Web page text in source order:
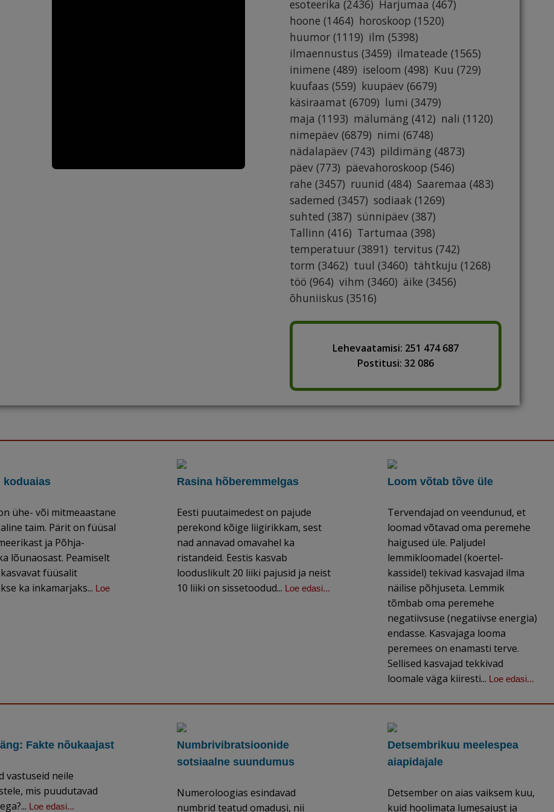
esoteerika (2436) Harjumaa (467)
hoone (1464) horoskoop (1520)
huumor (1119) ilm (5398)
ilmaennustus (3459) ilmateade (1565)
inimene (489) iseloom (498) Kuu (729)
kuufaas (559) kuupäev (6679)
käsiraamat (6709) lumi (3479)
maja (1193) mälumäng (412) nali (1120)
nimepäev (6879) nimi (6748)
nädalapäev (743) pildimäng (4873)
päev (773) päevahoroskoop (546)
rahe (3457) ruunid (484) Saaremaa (483)
sademed (3457) sodiaak (1269)
suhted (387) sünnipäev (387)
Tallinn (416) Tartumaa (398)
temperatuur (3891) tervitus (742)
torm (3462) tuul (3460) tähtkuju (1268)
töö (964) vihm (3460) äike (3456)
õhuniiskus (3516)
Lehevaatamisi: 251 474 687
Postitusi: 32 086
koduaias
ühe- või mitmeaastane
taim. Pärit on füüsal
ja Põhja-
lõunaosast. Peamiselt
füüsalit
ka inkamarjaks... Loe
Rasina hõberemmelgas
Eesti puutaimedest on pajude
perekond kõige liigirikkam, sest
nad annavad omavahel ka
ristandeid. Eestis kasvab
looduslikult 20 liiki pajusid ja neist
10 liiki on sissetoodud... Loe edasi...
Loom võtab tõve üle
Tervendajad on veendunud, et
loomad võtavad oma peremehe
haigused üle. Paljudel
lemmikloomadel (koertel-
kassidel) tekivad kasvajad ilma
näilise põhjuseta. Lemmik
tõmbab oma peremehe
negatiivsuse (negatiivse energia)
endasse. Kasvajaga looma
peremees on enamasti terve.
Sellised kasvajad tekkivad
loomale väga kiiresti... Loe edasi...
Fakte nõukaajast
vastuseid neile
mis puudutavad
Loe edasi...
Numbrivibratsioonide
sotsiaalne suundumus
Numeroloogias esindavad
numbrid teatud omadusi, nii
Detsembrikuu meelespea
aiapidajale
Detsember on aias vaiksem kuu,
kuid hoolimata lumesajust ja